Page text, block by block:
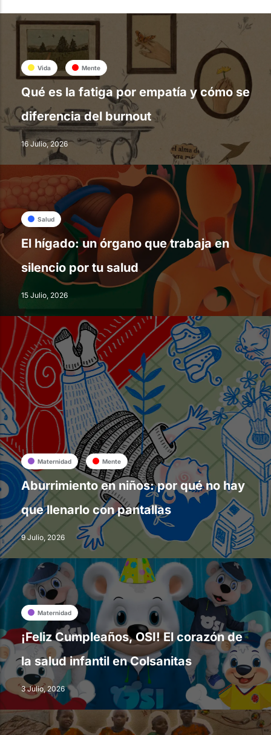
Vida Mente
Qué es la fatiga por empatía y cómo se
diferencia del burnout
16 Julio, 2026
Salud
El hígado: un órgano que trabaja en
silencio por tu salud
15 Julio, 2026
Maternidad Mente
Aburrimiento en niños: por qué no hay
que llenarlo con pantallas
9 Julio, 2026
Maternidad
¡Feliz Cumpleaños, OSI! El corazón de
la salud infantil en Colsanitas
3 Julio, 2026